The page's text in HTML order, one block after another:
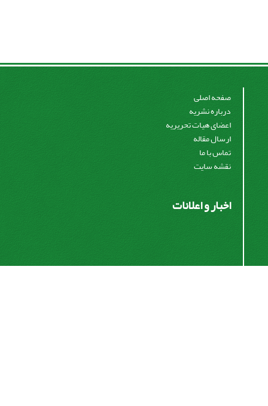
صفحه اصلی
درباره نشریه
اعضای هیات تحریریه
ارسال مقاله
تماس با ما
نقشه سایت
اخبار و اعلانات